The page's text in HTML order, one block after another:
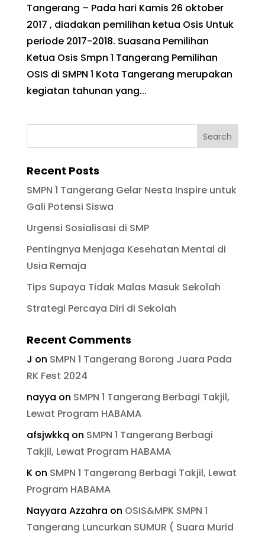
Tangerang – Pada hari Kamis 26 oktober
2017 , diadakan pemilihan ketua Osis Untuk
periode 2017-2018. Suasana Pemilihan
Ketua Osis Smpn 1 Tangerang Pemilihan
OSIS di SMPN 1 Kota Tangerang merupakan
kegiatan tahunan yang...
Recent Posts
SMPN 1 Tangerang Gelar Nesta Inspire untuk
Gali Potensi Siswa
Urgensi Sosialisasi di SMP
Pentingnya Menjaga Kesehatan Mental di
Usia Remaja
Tips Supaya Tidak Malas Masuk Sekolah
Strategi Percaya Diri di Sekolah
Recent Comments
J on SMPN 1 Tangerang Borong Juara Pada
RK Fest 2024
nayya on SMPN 1 Tangerang Berbagi Takjil,
Lewat Program HABAMA
afsjwkkq on SMPN 1 Tangerang Berbagi
Takjil, Lewat Program HABAMA
Kon SMPN 1 Tangerang Berbagi Takjil, Lewat
Program HABAMA
Nayyara Azzahra on OSIS&MPK SMPN 1
Tangerang Luncurkan SUMUR ( Suara Murid